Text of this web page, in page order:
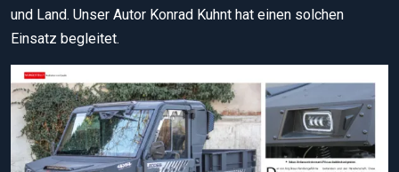
und Land. Unser Autor Konrad Kuhnt hat einen solchen
Einsatz begleitet.